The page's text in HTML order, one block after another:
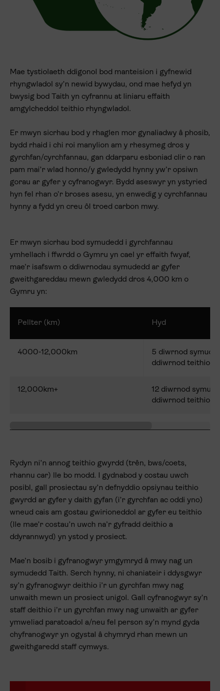
Mae tystiolaeth ddigonol bod manteision i gyfnewid
rhyngwladol sy’n newid bywydau, ond mae hefyd yn
bwysig bod Taith yn cyfrannu at liniaru effaith
amgylcheddol teithio rhyngwladol.
Er mwyn sicrhau bod y rhaglen mor gynaliadwy â phosib,
bydd rhaid i chi roi manylion am y rhesymeg dros y
gyrchfan/cyrchfannau, gan ddarparu esboniad clir o ran
pam mai’r wlad honno/y gwledydd hynny yw’r opsiwn
gorau ar gyfer y cyfranogwyr. Bydd aseswyr yn ystyried
hyn fel rhan o’r broses asesu, yn enwedig y cyrchfannau
hynny a fydd yn creu ôl troed carbon mwy.
Er mwyn sicrhau bod symudedd i gyrchfannau
ymhellach i ffwrdd o Gymru yn cael yr effaith fwyaf,
mae’r isafswm o ddiwrnodau symudedd ar gyfer
gweithgareddau mewn gwledydd dros 4,000 km o
Gymru yn:
Pellter (km) Hyd
4000-12,000km
5 diwrnod
ddiwrnod teithio)
12,000km+
12 diwrnod
ddiwrnod teithio)
Rydyn ni’n annog teithio gwyrdd (trên, bws/coets,
rhannu car) lle bo modd. I gydnabod y costau uwch
posibl, gall prosiectau sy’n defnyddio opsiynau teithio
gwyrdd ar gyfer y daith gyfan (i’r gyrchfan ac oddi yno)
wneud cais am gostau gwirioneddol ar gyfer eu teithio
(lle mae’r costau’n uwch na’r gyfradd deithio a
ddyrannwyd) yn ystod y prosiect.
Mae’n bosib i gyfranogwyr ymgymryd â mwy nag un
symudedd Taith. Serch hynny, ni chaniateir i ddysgwyr
sy’n gyfranogwyr deithio i’r un gyrchfan mwy nag
unwaith mewn un prosiect unigol. Gall cyfranogwyr sy’n
staff deithio i’r un gyrchfan mwy nag unwaith ar gyfer
ymweliad paratoadol a/neu fel person sy’n mynd gyda
chyfranogwyr yn ogystal â chymryd rhan mewn un
gweithgaredd staff cymwys.